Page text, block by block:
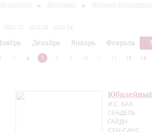
встречи Выставки Издания
2021/22 2022/23
2023/24
Декабрь Январь Февраль
5 6 7 8 9 10 12 13 14
Юбилейный
И.С. БАХ
ГЕНДЕЛЬ
ГАЙДН
СЕН-САНС